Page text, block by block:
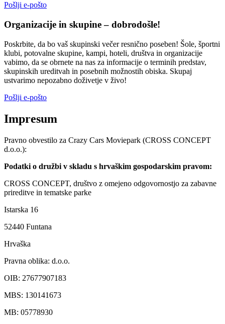
Pošlji e-pošto
Organizacije in skupine – dobrodošle!
Poskrbite, da bo vaš skupinski večer resnično poseben! Šole, športni
klubi, potovalne skupine, kampi, hoteli, društva in organizacije
vabimo, da se obrnete na nas za informacije o terminih predstav,
skupinskih ureditvah in posebnih možnostih obiska. Skupaj
ustvarimo nepozabno doživetje v živo!
Pošlji e-pošto
Impresum
Pravno obvestilo za Crazy Cars Moviepark (CROSS CONCEPT
d.o.o.):
Podatki o družbi v skladu s hrvaškim gospodarskim pravom:
CROSS CONCEPT, društvo z omejeno odgovornostjo za zabavne
prireditve in tematske parke
Istarska 16
52440 Funtana
Hrvaška
Pravna oblika: d.o.o.
OIB: 27677907183
MBS: 130141673
MB: 05778930